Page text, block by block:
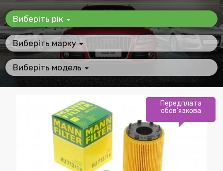
Виберіть рік
Виберіть марку
Виберіть модель
Передплата
обов'язкова